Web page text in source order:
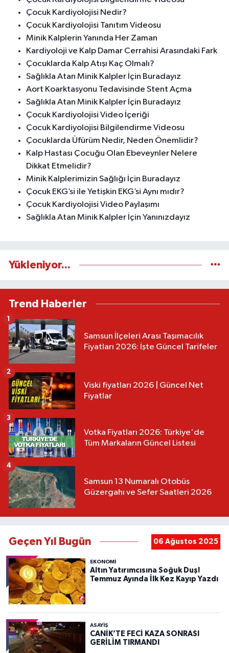
Çocuk Kardiyolojisi Nedir?
Çocuk Kardiyolojisi Tanıtım Videosu
Minik Kalplerin Yanında Her Zaman
Kardiyoloji ve Kalp Damar Cerrahisi Arasındaki Fark
Çocuklarda Kalp Atışı Kaç Olmalı?
Sağlıkla Atan Minik Kalpler İçin Buradayız
Aort Koarktasyonu Tedavisinde Stent Açma
Sağlıkla Atan Minik Kalpler İçin Buradayız
Çocuk Kardiyolojisi Video İçeriği
Çocuk Kardiyolojisi Bilgilendirme Videosu
Çocuklarda Üfürüm Nedir, Neden Önemlidir?
Kalp Hastası Çocuğu Olan Ebeveynler Nelere
Dikkat Etmelidir?
Minik Kalplerimizin Sağlığı İçin Buradayız
Çocuk EKG’si ile Yetişkin EKG’si Aynı mıdır?
Çocuk Kardiyolojisi Video Paylaşımı
Sağlıkla Atan Minik Kalpler İçin Yanınızdayız
Yükleniyor...
Trend Haberler
Samsun İlçeleri Arası Taşımacılık
Fiyatları 2026: İşte Güncel Tarifeler
1
Viski fiyatları 2026 | Güncel Net
Fiyatlar
2
Votka Fiyatları 2026: Türkiye'de
Tüm Markaların Güncel Listesi
3
Samsun 13 Numaralı Otobüs
Güzergahı ve Sefer Saatleri 2026
4
Geçen Yıl Bugün 06 Ağustos 2025
EKONOMİ
Altın Yatırımcısına Soğuk Duş!
Temmuz Ayında İlk Kez Kayıp Yazdı
ASAYIŞ
CANİK’TE FECİ KAZA SONRASI
GERİLİM TIRMANDI